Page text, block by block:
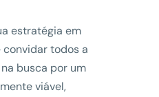
estratégia em
todos a
busca por um
viável,